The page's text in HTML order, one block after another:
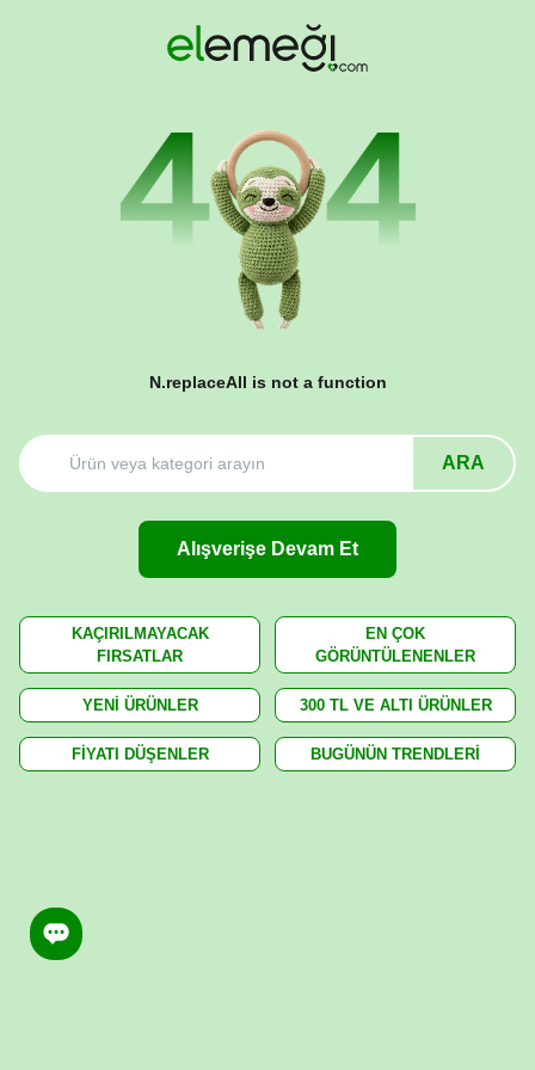
N.replaceAll is not a function
ARA
Alışverişe Devam Et
KAÇIRILMAYACAK
FIRSATLAR
EN ÇOK
GÖRÜNTÜLENENLER
YENİ ÜRÜNLER 300 TL VE ALTI ÜRÜNLER
FİYATI DÜŞENLER BUGÜNÜN TRENDLERİ